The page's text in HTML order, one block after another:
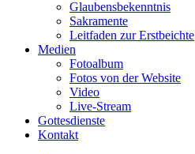
Glaubensbekenntnis
Sakramente
Leitfaden zur Erstbeichte
Medien
Fotoalbum
Fotos von der Website
Video
Live-Stream
Gottesdienste
Kontakt